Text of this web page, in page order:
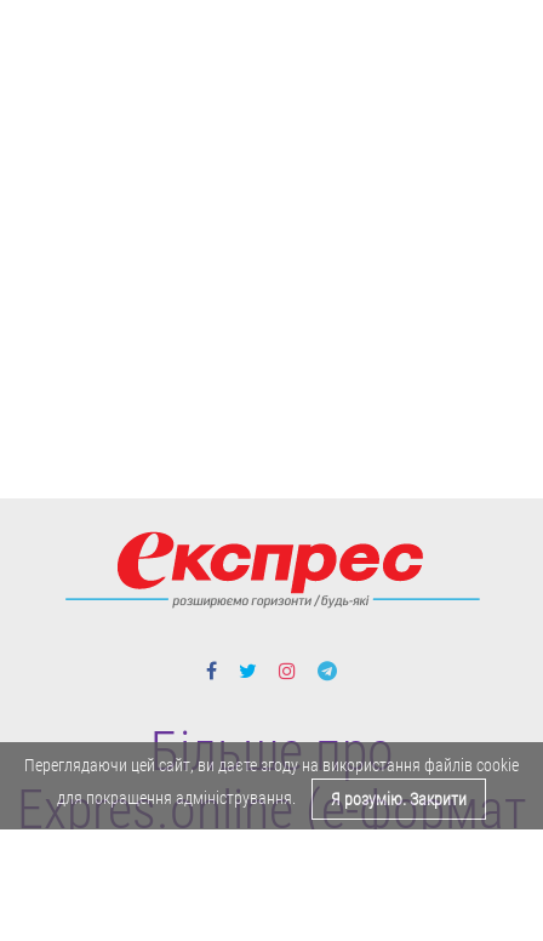
Більше про
Expres.online (e-формат
Переглядаючи цей сайт, ви даєте згоду на використання файлів cookie
для покращення адміністрування.
Я розумію. Закрити